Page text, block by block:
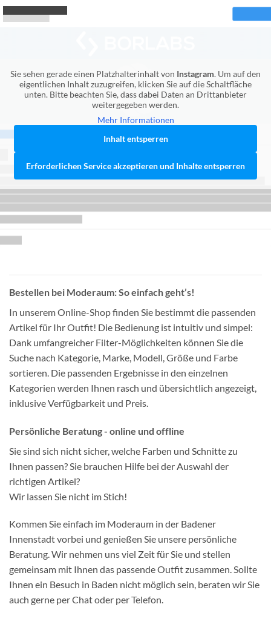
Sie sehen gerade einen Platzhalterinhalt von Instagram. Um auf den
eigentlichen Inhalt zuzugreifen, klicken Sie auf die Schaltfläche
unten. Bitte beachten Sie, dass dabei Daten an Drittanbieter
weitergegeben werden.
Mehr Informationen
Inhalt entsperren
Erforderlichen Service akzeptieren und Inhalte entsperren
Bestellen bei Moderaum: So einfach geht’s!
In unserem Online-Shop finden Sie bestimmt die passenden
Artikel für Ihr Outfit! Die Bedienung ist intuitiv und simpel:
Dank umfangreicher Filter-Möglichkeiten können Sie die
Suche nach Kategorie, Marke, Modell, Größe und Farbe
sortieren. Die passenden Ergebnisse in den einzelnen
Kategorien werden Ihnen rasch und übersichtlich angezeigt,
inklusive Verfügbarkeit und Preis.
Persönliche Beratung - online und offline
Sie sind sich nicht sicher, welche Farben und Schnitte zu
Ihnen passen? Sie brauchen Hilfe bei der Auswahl der
richtigen Artikel?
Wir lassen Sie nicht im Stich!
Kommen Sie einfach im Moderaum in der Badener
Innenstadt vorbei und genießen Sie unsere persönliche
Beratung. Wir nehmen uns viel Zeit für Sie und stellen
gemeinsam mit Ihnen das passende Outfit zusammen. Sollte
Ihnen ein Besuch in Baden nicht möglich sein, beraten wir Sie
auch gerne per Chat oder per Telefon.